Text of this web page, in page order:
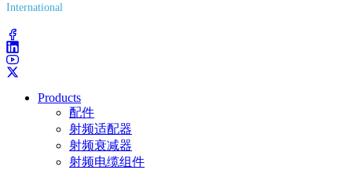
International
Products
配件
射频适配器
射频衰减器
射频电缆组件